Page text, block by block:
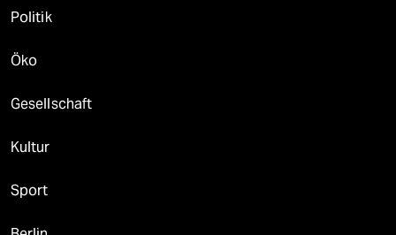
Politik
Öko
Gesellschaft
Kultur
Sport